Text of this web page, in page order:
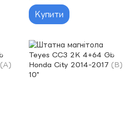
Купити